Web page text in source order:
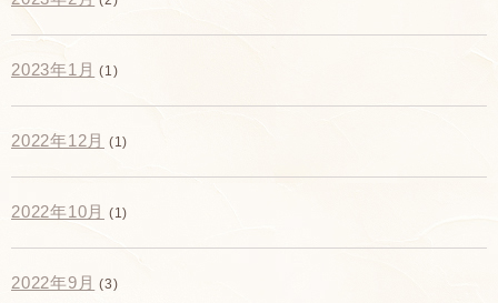
2023年1月 (1)
2022年12月 (1)
2022年10月 (1)
2022年9月 (3)